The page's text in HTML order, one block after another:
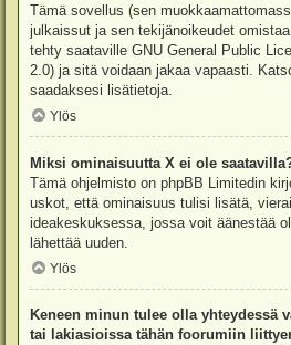
Tämä sovellus (sen
julkaissut ja sen tekijänoikeudet omistaa
tehty saataville GNU General Public
2.0) ja sitä voidaan jakaa vapaasti.
saadaksesi lisätietoja.
Ylös
Miksi ominaisuutta X ei ole
Tämä ohjelmisto on phpBB Limitedin
uskot, että ominaisuus tulisi lisätä,
ideakeskuksessa , jossa voit äänestää
lähettää uuden.
Ylös
Keneen minun tulee olla yhteydessä
tai lakiasioissa tähän foorumiin